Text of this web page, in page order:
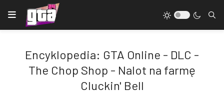
Encyklopedia: GTA Online - DLC -
The Chop Shop - Nalot na farmę
Cluckin' Bell